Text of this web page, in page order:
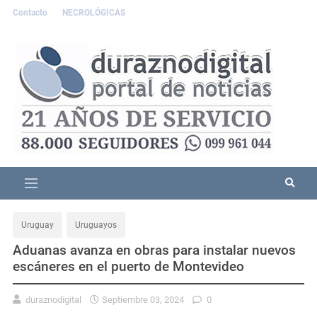
Contacto NECROLÓGICAS
Uruguay Uruguayos
Aduanas avanza en obras para instalar nuevos
escáneres en el puerto de Montevideo
duraznodigital Septiembre 03, 2024 0